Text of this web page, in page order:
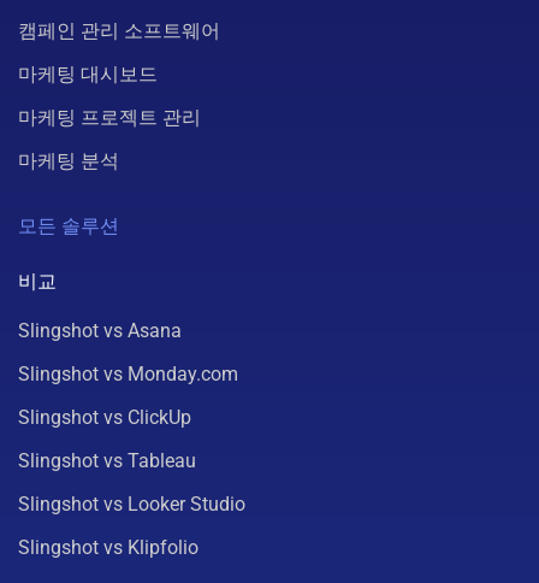
캠페인 관리 소프트웨어
마케팅 대시보드
마케팅 프로젝트 관리
마케팅 분석
모든 솔루션
비교
Slingshot vs Asana
Slingshot vs Monday.com
Slingshot vs ClickUp
Slingshot vs Tableau
Slingshot vs Looker Studio
Slingshot vs Klipfolio